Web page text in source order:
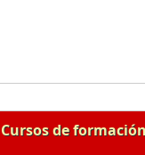
Cursos de